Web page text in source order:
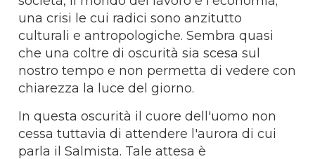
una crisi le cui radici sono anzitutto
culturali e antropologiche. Sembra quasi
che una coltre di oscurità sia scesa sul
nostro tempo e non permetta di vedere con
chiarezza la luce del giorno.
In questa oscurità il cuore dell'uomo non
cessa tuttavia di attendere l'aurora di cui
parla il Salmista. Tale attesa è